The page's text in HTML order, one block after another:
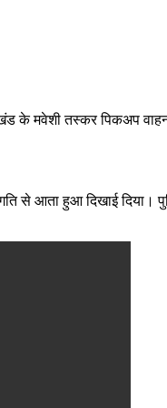
के मवेशी तस्कर पिकअप
से आता हुआ दिखाई